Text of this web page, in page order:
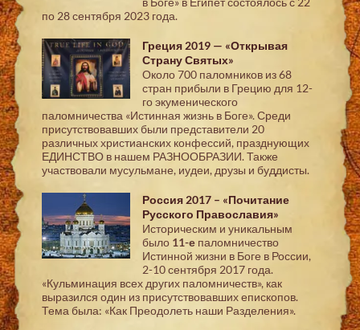
по 28 сентября 2023 года.
Греция 2019 — «Открывая
Страну Святых»
Около 700 паломников из 68
стран прибыли в Грецию для 12-
го экуменического
паломничества «Истинная жизнь в Боге». Среди
присутствовавших были представители 20
различных христианских конфессий, празднующих
ЕДИНСТВО в нашем РАЗНООБРАЗИИ. Также
участвовали мусульмане, иудеи, друзы и буддисты.
Россия 2017 – «Почитание
Русского Православия»
Историческим и уникальным
было 11-е паломничество
Истинной жизни в Боге в России,
2-10 сентября 2017 года.
«Кульминация всех других паломничеств», как
выразился один из присутствовавших епископов.
Тема была: «Как Преодолеть наши Разделения».